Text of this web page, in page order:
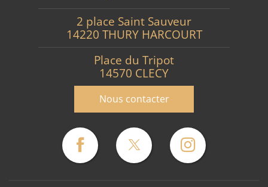
2 place Saint Sauveur
14220 THURY HARCOURT
Place du Tripot
14570 CLECY
Nous contacter